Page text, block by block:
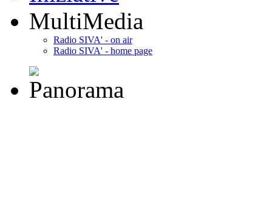
MultiMedia
Radio SIVA' - on air
Radio SIVA' - home page